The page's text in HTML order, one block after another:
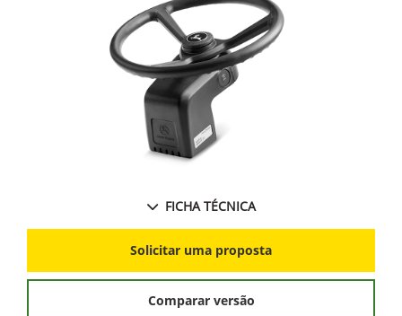
FICHA TÉCNICA
Solicitar uma proposta
Comparar versão